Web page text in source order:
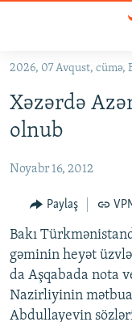
Əsas
qayıt
Əsas
qayıt
#ƏSLINDƏ
FƏRQƏ BAX
QANUNI DOĞRU
ARAŞDIRMA
MULTIMEDIA
VIDEO
2026, 07 Avqust, cümə,
Xəzərdə
olnub
Noyabr 16, 2012
Paylaş
Bakı
gəminin heyət
da Aşqabada nota
Nazirliyinin
Abdullayevin